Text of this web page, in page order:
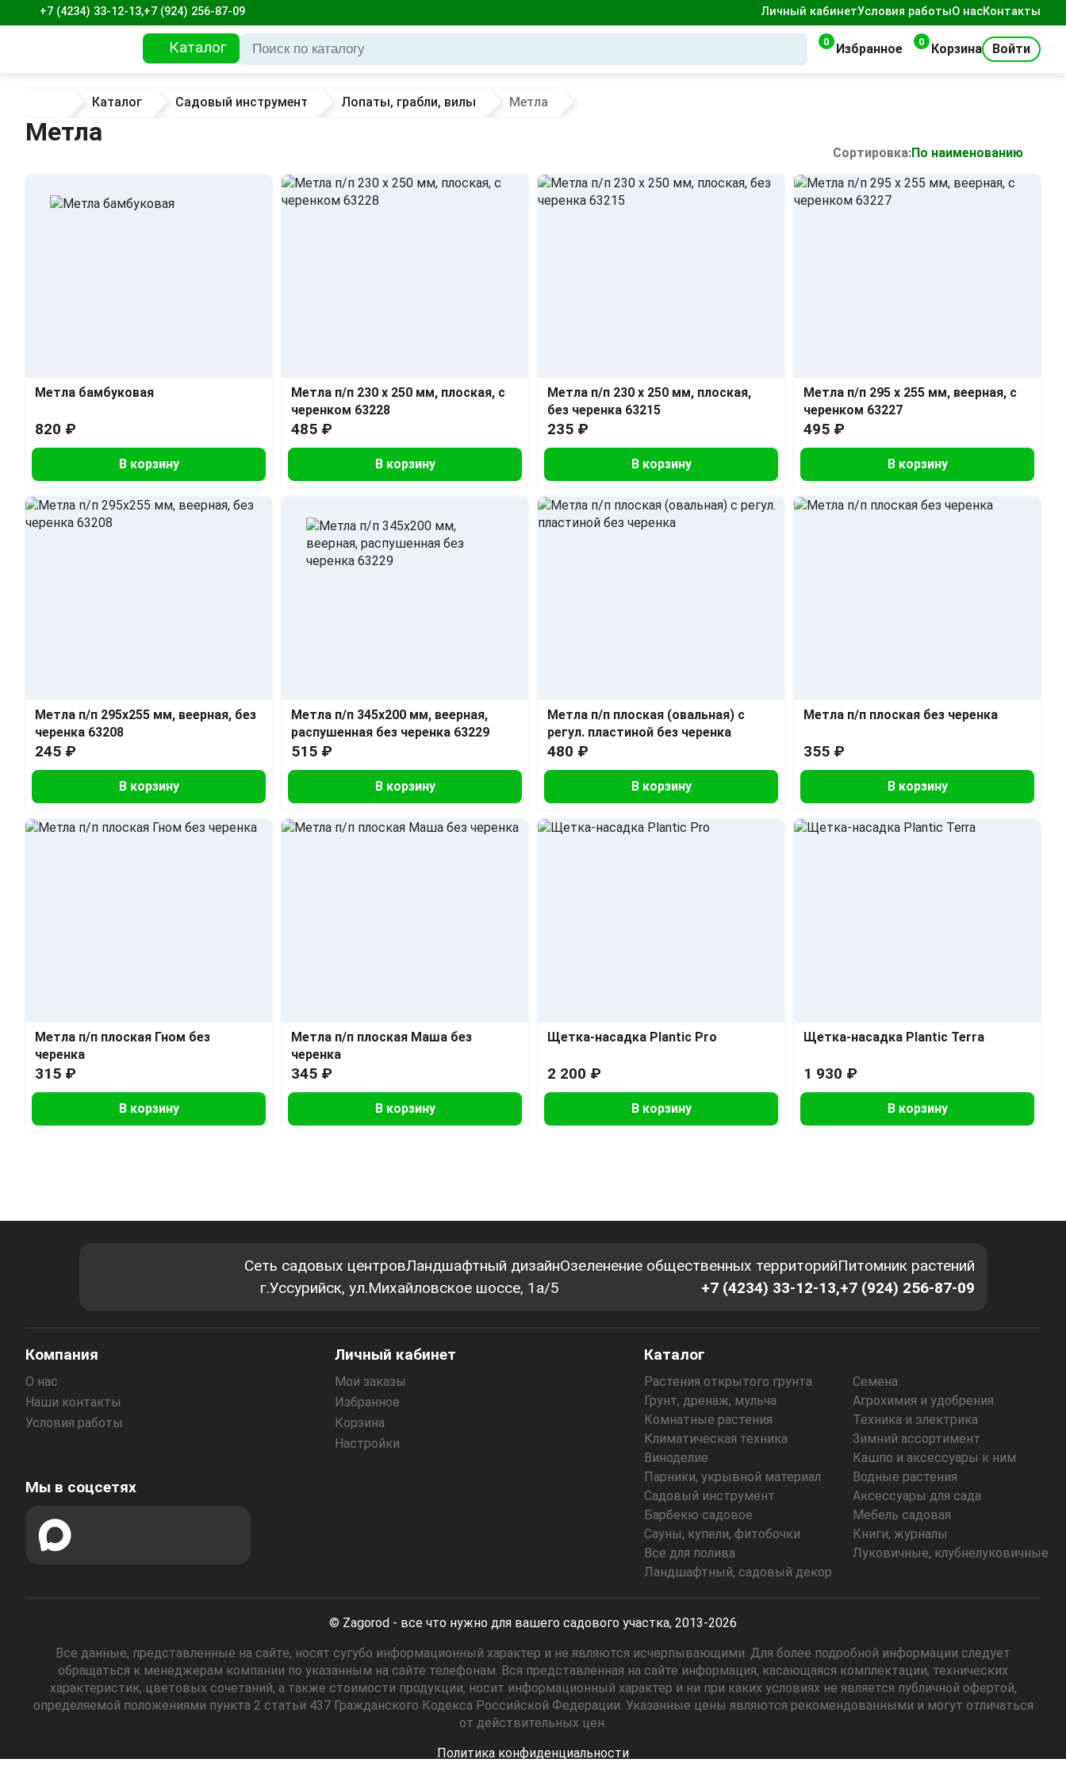
+7 (4234) 33-12-13,+7 (924) 256-87-09 Личный кабинетУсловия работыО насКонтакты
Каталог 0 Избранное 0 Корзина Войти
Каталог Садовый инструмент Лопаты, грабли, вилы Метла
Метла
Сортировка:По наименованию
Метла бамбуковая
820 ₽
В корзину
Метла п/п 230 х 250 мм, плоская, с
черенком 63228
485 ₽
В корзину
Метла п/п 230 х 250 мм, плоская,
без черенка 63215
235 ₽
В корзину
Метла п/п 295 х 255 мм, веерная, с
черенком 63227
495 ₽
В корзину
Метла п/п 295х255 мм, веерная, без
черенка 63208
245 ₽
В корзину
Метла п/п 345х200 мм, веерная,
распушенная без черенка 63229
515 ₽
В корзину
Метла п/п плоская (овальная) с
регул. пластиной без черенка
480 ₽
В корзину
Метла п/п плоская без черенка
355 ₽
В корзину
Метла п/п плоская Гном без
черенка
315 ₽
В корзину
Метла п/п плоская Маша без
черенка
345 ₽
В корзину
Щетка-насадка Plantic Pro
2 200 ₽
В корзину
Щетка-насадка Plantic Terra
1 930 ₽
В корзину
Сеть садовых центровЛандшафтный дизайнОзеленение общественных территорийПитомник растений
г.Уссурийск, ул.Михайловское шоссе, 1а/5
+7 (4234) 33-12-13,+7 (924) 256-87-09
Компания
О нас
Наши контакты
Условия работы
Личный кабинет
Мои заказы
Избранное
Корзина
Настройки
Мы в соцсетях
Каталог
Растения открытого грунта
Семена
Грунт, дренаж, мульча
Агрохимия и удобрения
Комнатные растения
Техника и электрика
Климатическая техника
Зимний ассортимент
Виноделие
Кашпо и аксессуары к ним
Парники, укрывной материал
Водные растения
Садовый инструмент
Аксессуары для сада
Барбекю садовое
Мебель садовая
Сауны, купели, фитобочки
Книги, журналы
Все для полива
Луковичные, клубнелуковичные
Ландшафтный, садовый декор
© Zagorod - все что нужно для вашего садового участка, 2013-2026
Все данные, представленные на сайте, носят сугубо информационный характер и не являются исчерпывающими. Для более подробной информации следует
обращаться к менеджерам компании по указанным на сайте телефонам. Вся представленная на сайте информация, касающаяся комплектации, технических
характеристик, цветовых сочетаний, а также стоимости продукции, носит информационный характер и ни при каких условиях не является публичной офертой,
определяемой положениями пункта 2 статьи 437 Гражданского Кодекса Российской Федерации. Указанные цены являются рекомендованными и могут отличаться
от действительных цен.
Политика конфиденциальности